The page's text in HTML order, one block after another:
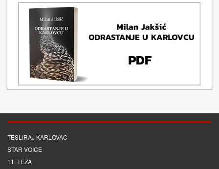
TESLIRAJ KARLOVAC
STAR VOICE
11. TEZA